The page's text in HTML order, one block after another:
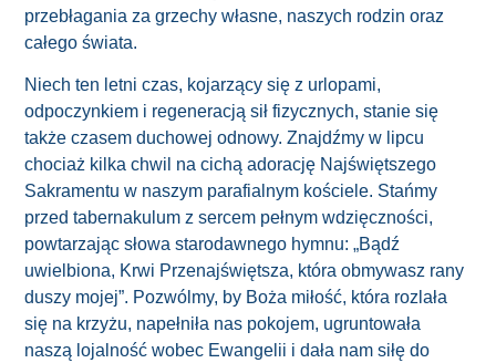
przebłagania za grzechy własne, naszych rodzin oraz
całego świata.
Niech ten letni czas, kojarzący się z urlopami,
odpoczynkiem i regeneracją sił fizycznych, stanie się
także czasem duchowej odnowy. Znajdźmy w lipcu
chociaż kilka chwil na cichą adorację Najświętszego
Sakramentu w naszym parafialnym kościele. Stańmy
przed tabernakulum z sercem pełnym wdzięczności,
powtarzając słowa starodawnego hymnu:„Bądź
uwielbiona, Krwi Przenajświętsza, która obmywasz rany
duszy mojej”. Pozwólmy, by Boża miłość, która rozlała
się na krzyżu, napełniła nas pokojem, ugruntowała
naszą lojalność wobec Ewangelii i dała nam siłę do